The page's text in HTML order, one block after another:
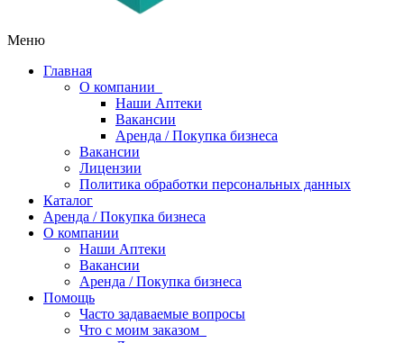
Меню
Главная
О компании
Наши Аптеки
Вакансии
Аренда / Покупка бизнеса
Вакансии
Лицензии
Политика обработки персональных данных
Каталог
Аренда / Покупка бизнеса
О компании
Наши Аптеки
Вакансии
Аренда / Покупка бизнеса
Помощь
Часто задаваемые вопросы
Что с моим заказом